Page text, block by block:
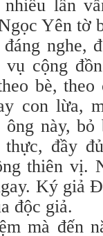
lần
Yên tờ
nghe,
cộng
bè,
con lừa,
ông này,
đầy
thiên vị.
Ký giả
độc giả.
mà đến